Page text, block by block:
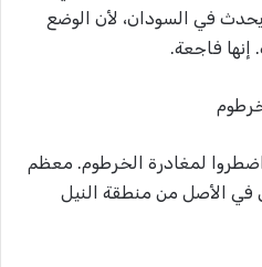
في السودان، لأن الوضع
فاجعة.
اضطروا لمغادرة الخرطوم. معظم
في الأصل من منطقة النيل